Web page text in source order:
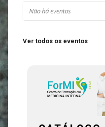
Não há eventos
Ver todos os eventos